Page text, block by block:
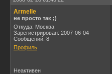
Armelle
не просто так ;)
Откуда: Москва
Зарегистрирован: 2007-06-04
Сообщений: 8
Профиль
Неактивен